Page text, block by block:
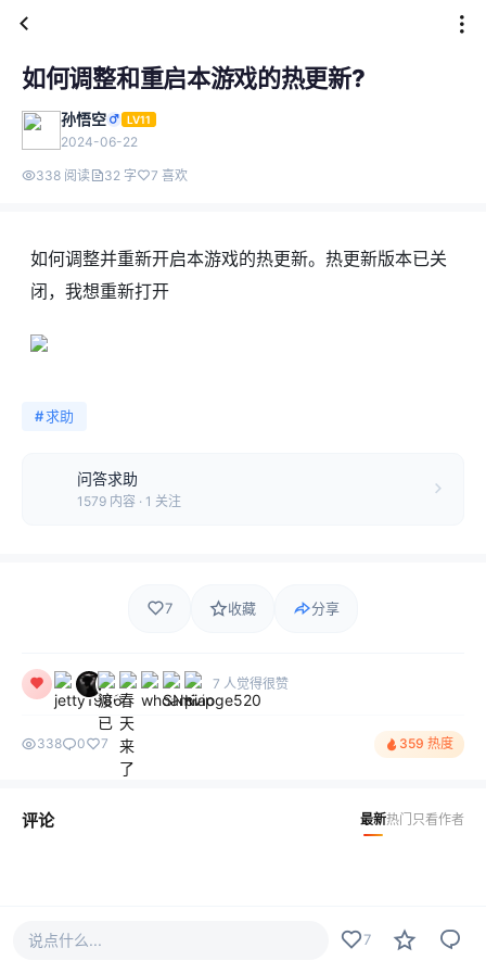
如何调整和重启本游戏的热更新?
孙悟空 LV11
2024-06-22
338 阅读 32 字 7 喜欢
如何调整并重新开启本游戏的热更新。热更新版本已关
闭，我想重新打开
#求助
问答求助
1579 内容 · 1 关注
7 收藏 分享
7 人觉得很赞
338 0 7 359 热度
评论 最新热门 只看作者
说点什么... 7